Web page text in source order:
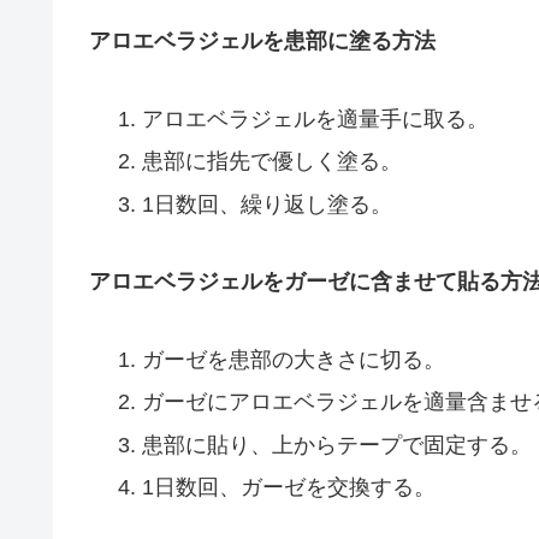
アロエベラジェルを患部に塗る方法
アロエベラジェルを適量手に取る。
患部に指先で優しく塗る。
1日数回、繰り返し塗る。
アロエベラジェルをガーゼに含ませて貼る方
ガーゼを患部の大きさに切る。
ガーゼにアロエベラジェルを適量含ませ
患部に貼り、上からテープで固定する。
1日数回、ガーゼを交換する。